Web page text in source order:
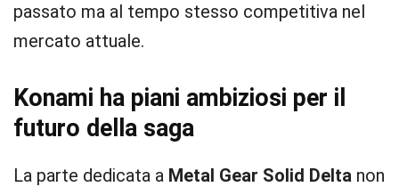
passato ma al tempo stesso competitiva nel
mercato attuale.
Konami ha piani ambiziosi per il
futuro della saga
La parte dedicata a Metal Gear Solid Delta non